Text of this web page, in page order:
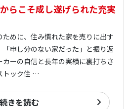
らこそ成し遂げられた充実
めに、住み慣れた家を売りに出す
申し分のない家だった」と振り返
ーの自信と長年の実績に裏打ちさ
トック住 …
続きを読む